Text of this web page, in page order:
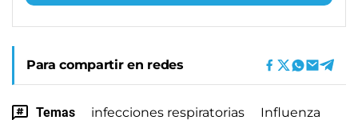
Para compartir en redes
Temas infecciones respiratorias
Influenza